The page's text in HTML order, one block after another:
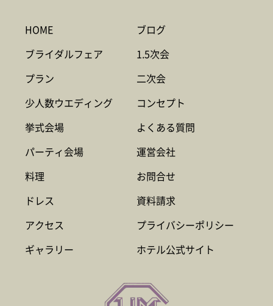
HOME
ブライダルフェア
プラン
少人数ウエディング
挙式会場
パーティ会場
料理
ドレス
アクセス
ギャラリー
ブログ
1.5次会
二次会
コンセプト
よくある質問
運営会社
お問合せ
資料請求
プライバシーポリシー
ホテル公式サイト